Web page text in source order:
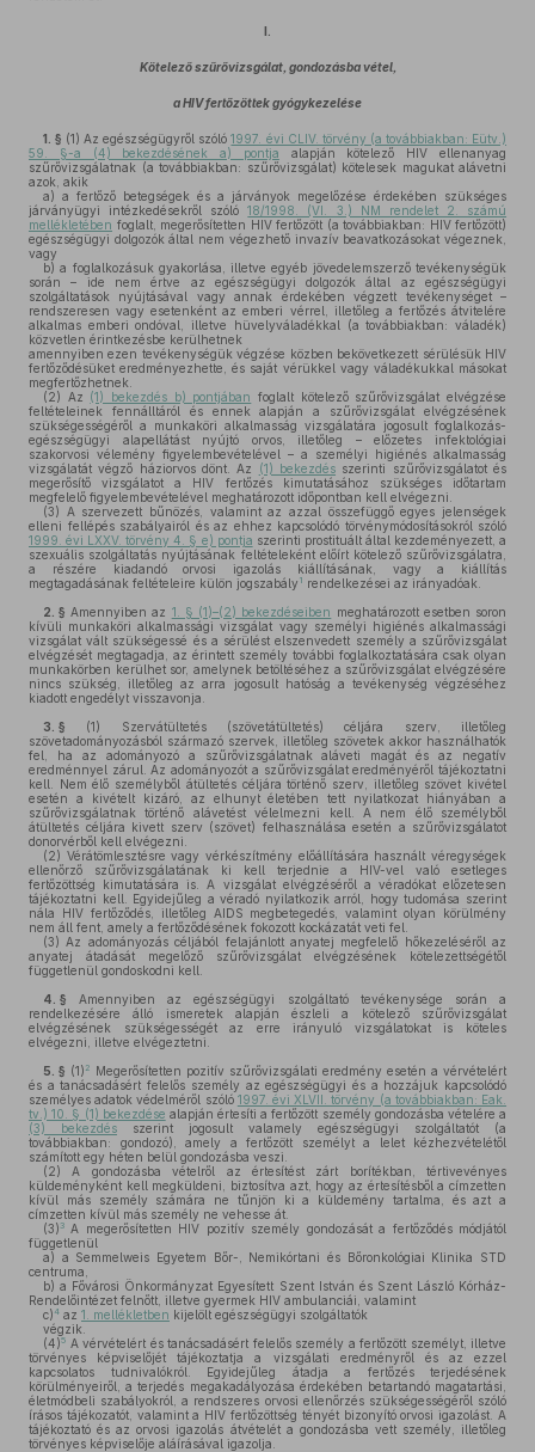
I.
Kötelező szűrővizsgálat, gondozásba vétel,
a HIV fertőzöttek gyógykezelése
1. § (1) Az egészségügyről szóló1997. évi CLIV. törvény (a továbbiakban: Eütv.)
59. §-a (4) bekezdésének a) pontja alapján kötelező HIV ellenanyag
szűrővizsgálatnak (a továbbiakban: szűrővizsgálat) kötelesek magukat alávetni
azok, akik
a) a fertőző betegségek és a járványok megelőzése érdekében szükséges
járványügyi intézkedésekről szóló18/1998. (VI. 3.) NM rendelet 2. számú
mellékletében foglalt, megerősítetten HIV fertőzött (a továbbiakban: HIV fertőzött)
egészségügyi dolgozók által nem végezhető invazív beavatkozásokat végeznek,
vagy
b) a foglalkozásuk gyakorlása, illetve egyéb jövedelemszerző tevékenységük
során – ide nem értve az egészségügyi dolgozók által az egészségügyi
szolgáltatások nyújtásával vagy annak érdekében végzett tevékenységet –
rendszeresen vagy esetenként az emberi vérrel, illetőleg a fertőzés átvitelére
alkalmas emberi ondóval, illetve hüvelyváladékkal (a továbbiakban: váladék)
közvetlen érintkezésbe kerülhetnek
amennyiben ezen tevékenységük végzése közben bekövetkezett sérülésük HIV
fertőződésüket eredményezhette, és saját vérükkel vagy váladékukkal másokat
megfertőzhetnek.
(2) Az (1) bekezdés b) pontjában foglalt kötelező szűrővizsgálat elvégzése
feltételeinek fennálltáról és ennek alapján a szűrővizsgálat elvégzésének
szükségességéről a munkaköri alkalmasság vizsgálatára jogosult foglalkozás-
egészségügyi alapellátást nyújtó orvos, illetőleg – előzetes infektológiai
szakorvosi vélemény figyelembevételével – a személyi higiénés alkalmasság
vizsgálatát végző háziorvos dönt. Az
(1) bekezdés szerinti szűrővizsgálatot és
megerősítő vizsgálatot a HIV fertőzés kimutatásához szükséges időtartam
megfelelő figyelembevételével meghatározott időpontban kell elvégezni.
(3) A szervezett bűnözés, valamint az azzal összefüggő egyes jelenségek
elleni fellépés szabályairól és az ehhez kapcsolódó törvénymódosításokról szóló
1999. évi LXXV. törvény 4. § e) pontja szerinti prostituált által kezdeményezett, a
szexuális szolgáltatás nyújtásának feltételeként előírt kötelező szűrővizsgálatra,
a részére kiadandó orvosi igazolás kiállításának, vagy a kiállítás
megtagadásának feltételeire külön jogszabály 1 rendelkezései az irányadóak.
2. § Amennyiben az 1. § (1)–(2) bekezdéseiben meghatározott esetben soron
kívüli munkaköri alkalmassági vizsgálat vagy személyi higiénés alkalmassági
vizsgálat vált szükségessé és a sérülést elszenvedett személy a szűrővizsgálat
elvégzését megtagadja, az érintett személy további foglalkoztatására csak olyan
munkakörben kerülhet sor, amelynek betöltéséhez a szűrővizsgálat elvégzésére
nincs szükség, illetőleg az arra jogosult hatóság a tevékenység végzéséhez
kiadott engedélyt visszavonja.
3. § (1)
Szervátültetés (szövetátültetés) céljára szerv, illetőleg
szövetadományozásból származó szervek, illetőleg szövetek akkor használhatók
fel, ha az adományozó a szűrővizsgálatnak aláveti magát és az negatív
eredménnyel zárul. Az adományozót a szűrővizsgálat eredményéről tájékoztatni
kell. Nem élő személyből átültetés céljára történő szerv, illetőleg szövet kivétel
esetén a kivételt kizáró, az elhunyt életében tett nyilatkozat hiányában a
szűrővizsgálatnak történő alávetést vélelmezni kell. A nem élő személyből
átültetés céljára kivett szerv (szövet) felhasználása esetén a szűrővizsgálatot
donorvérből kell elvégezni.
(2) Vérátömlesztésre vagy vérkészítmény előállítására használt véregységek
ellenőrző szűrővizsgálatának ki kell terjednie a HIV-vel való esetleges
fertőzöttség kimutatására is. A vizsgálat elvégzéséről a véradókat előzetesen
tájékoztatni kell. Egyidejűleg a véradó nyilatkozik arról, hogy tudomása szerint
nála HIV fertőződés, illetőleg AIDS megbetegedés, valamint olyan körülmény
nem áll fent, amely a fertőződésének fokozott kockázatát veti fel.
(3) Az adományozás céljából felajánlott anyatej megfelelő hőkezeléséről az
anyatej átadását megelőző szűrővizsgálat elvégzésének kötelezettségétől
függetlenül gondoskodni kell.
4. § Amennyiben az egészségügyi szolgáltató tevékenysége során a
rendelkezésére álló ismeretek alapján észleli a kötelező szűrővizsgálat
elvégzésének szükségességét az erre irányuló vizsgálatokat is köteles
elvégezni, illetve elvégeztetni.
5. § (1) 2
Megerősítetten pozitív szűrővizsgálati eredmény esetén a vérvételért
és a tanácsadásért felelős személy az egészségügyi és a hozzájuk kapcsolódó
személyes adatok védelméről szóló 1997. évi XLVII. törvény (a továbbiakban: Eak.
tv.) 10. § (1) bekezdése alapján értesíti a fertőzött személy gondozásba vételére a
(3) bekezdés szerint jogosult valamely egészségügyi szolgáltatót (a
továbbiakban: gondozó), amely a fertőzött személyt a lelet kézhezvételétől
számított egy héten belül gondozásba veszi.
(2) A gondozásba vételről az értesítést zárt borítékban, tértivevényes
küldeményként kell megküldeni, biztosítva azt, hogy az értesítésből a címzetten
kívül más személy számára ne tűnjön ki a küldemény tartalma, és azt a
címzetten kívül más személy ne vehesse át.
(3) 3 A megerősítetten HIV pozitív személy gondozását a fertőződés módjától
függetlenül
a) a Semmelweis Egyetem Bőr-, Nemikórtani és Bőronkológiai Klinika STD
centruma,
b) a Fővárosi Önkormányzat Egyesített Szent István és Szent László Kórház-
Rendelőintézet felnőtt, illetve gyermek HIV ambulanciái, valamint
c)4 az 1. mellékletben kijelölt egészségügyi szolgáltatók
végzik.
(4)5 A vérvételért és tanácsadásért felelős személy a fertőzött személyt, illetve
törvényes képviselőjét tájékoztatja a vizsgálati eredményről és az ezzel
kapcsolatos tudnivalókról. Egyidejűleg átadja a fertőzés terjedésének
körülményeiről, a terjedés megakadályozása érdekében betartandó magatartási,
életmódbeli szabályokról, a rendszeres orvosi ellenőrzés szükségességéről szóló
írásos tájékozatót, valamint a HIV fertőzöttség tényét bizonyító orvosi igazolást. A
tájékoztató és az orvosi igazolás átvételét a gondozásba vett személy, illetőleg
törvényes képviselője aláírásával igazolja.